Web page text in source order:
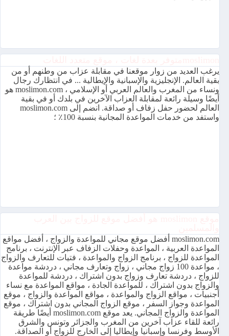
يرغب العديد من زوار موقعنا في مقابلة عزاب من وطنهم أو من
بقية العالم. الإنجليزية والإسبانية والإيطالية ... في انتظارك رجال
ونساء من المغرب والعالم العربي أو الإسلامي ، moslimon.com هو
أيضًا وسيلة رائعة لمقابلة العزاب الآخرين في بلدك أو في بقية
العالم لحضور حفل زفاف أو صداقة. انضم إلى moslimon.com
واستفد من خدمات المواعدة المجانية بنسبة 100٪ ؛
moslimon.com أفضل موقع مجاني للمواعدة والزواج ، أفضل مواقع
المواعدة العربية ، المواعدة وحفلات الزفاف عبر الإنترنت ، برنامج
المواعدة للزواج ، برنامج الزواج والمواعدة ، فتيات للتعارف والزواج
، مواعدة 100 زواج مجاني ، زواج وتعارف مجاني ، دردشة مواعدة
للزواج ، دردشة تعارف وزواج بدون اشتراك ، دردشة للمواعدة
والزواج بدون اشتراك ، للمواعدة الجادة ، مواقع المواعدة مع نساء
أجنبيات ، مواقع الزواج والمواعدة ، مواقع المواعدة والزواج ، موقع
المواعدة وجواز السفر ، موقع الزواج المجاني بدون اشتراك ، موقع
المواعدة والزواج المجاني. يعد موقع moslimon.com أيضًا طريقة
رائعة للقاء عزاب آخرين من المغرب والجزائر وتونس والشرق
الأوسط وفرنسا وإسبانيا وإيطاليا إلى الخارج للزواج أو الصداقة.